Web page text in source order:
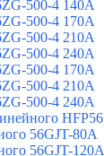
500-4 140A
500-4 170A
500-4 210A
500-4 240A
500-4 170A
500-4 210A
500-4 240A
HFP56
56GJT-80A
56GJT-120A